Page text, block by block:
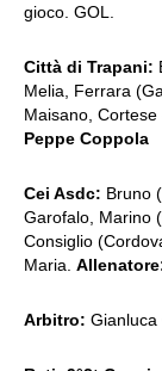
gioco. GOL.
Città di Trapani:
Melia, Ferrara
Maisano,
Peppe Coppola
Cei Asdc: Bruno
Garofalo, Marino
Consiglio
Maria.
Arbitro: Gianluca